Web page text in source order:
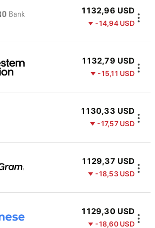
1 132,96 USD
-14,94 USD
1 132,79 USD
-15,11 USD
1 130,33 USD
-17,57 USD
1 129,37 USD
-18,53 USD
1 129,30 USD
-18,60 USD